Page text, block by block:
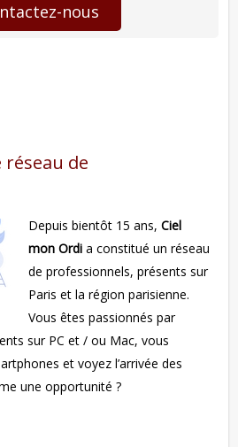
nous
de
Depuis bientôt 15 ans, Ciel
mon Ordia constitué un réseau
de professionnels, présents sur
Paris et la région parisienne.
Vous êtes passionnés par
sur PC et / ou Mac, vous
et voyez l’arrivée des
une opportunité ?